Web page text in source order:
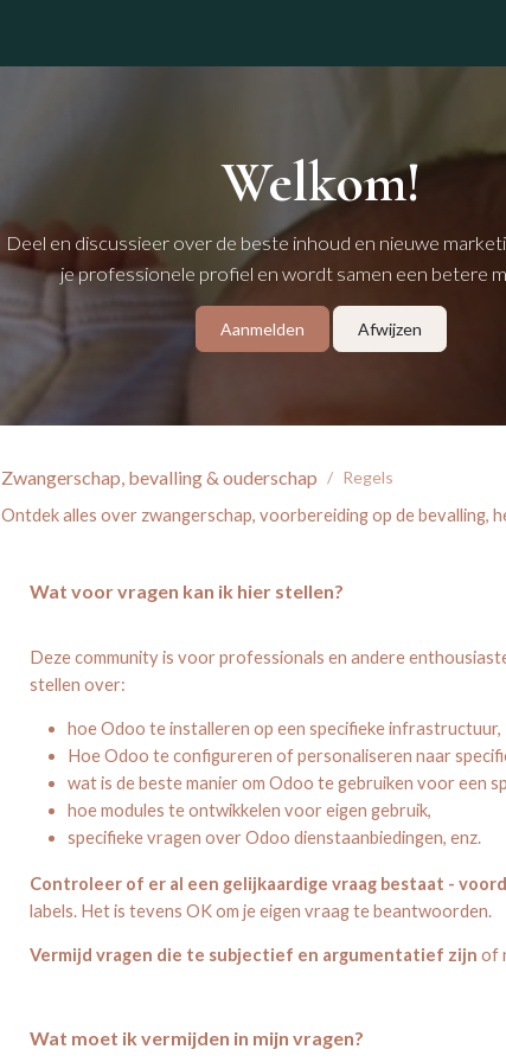
Welkom!
Deel en discussieer over de beste inhoud en nieuwe
je professionele profiel en wordt samen een betere
Aanmelden Afwijzen
Zwangerschap, bevalling & ouderschap
Regels
Ontdek alles over zwangerschap, voorbereiding op de bevalling,
Wat voor vragen kan ik hier stellen?
Deze community is voor professionals en andere
stellen over:
hoe Odoo te installeren op een specifieke infrastructuur,
Hoe Odoo te configureren of personaliseren naar
wat is de beste manier om Odoo te gebruiken voor een
hoe modules te ontwikkelen voor eigen gebruik,
specifieke vragen over Odoo dienstaanbiedingen, enz.
Controleer of er al een gelijkaardige vraag bestaat -
labels. Het is tevens OK om je eigen vraag te beantwoorden.
Vermijd vragen die te subjectief en argumentatief zijn of
Wat moet ik vermijden in mijn vragen?